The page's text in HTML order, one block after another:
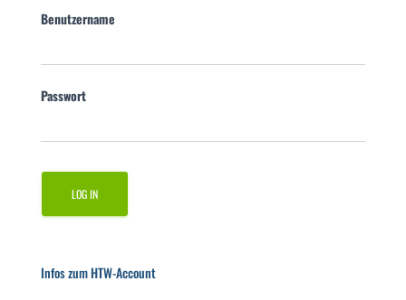
Benutzername
Passwort
Infos zum HTW-Account